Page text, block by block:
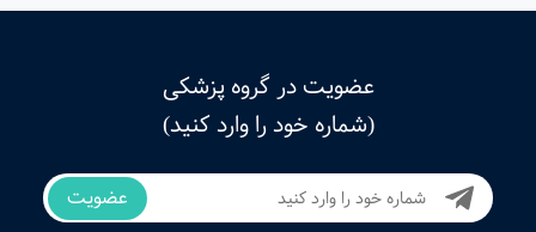
عضویت در گروه پزشکی
(شماره خود را وارد کنید)
عضویت